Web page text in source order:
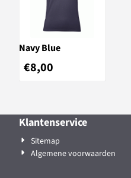
Navy Blue
€8,00
Klantenservice
Sitemap
Algemene voorwaarden